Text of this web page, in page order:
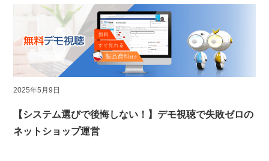
2025年5月9日
【システム選びで後悔しない！】デモ視聴で失敗ゼロの
ネットショップ運営